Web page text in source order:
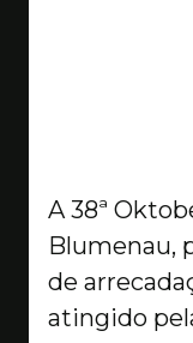
A 38ª
Blumenau,
de
atingido